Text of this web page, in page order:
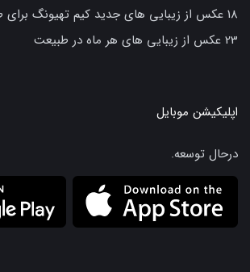
18 عکس از زیبایی های جدید کیم تهیونگ برای طرفدارانش
23 عکس از زیبایی های هر ماه در طبیعت
اپلیکیشن موبایل
درحال توسعه.